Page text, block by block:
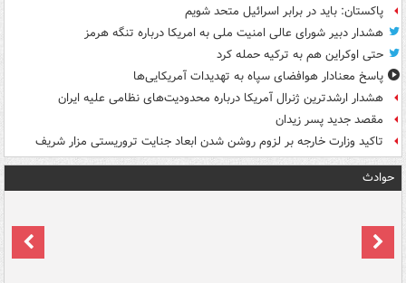
پاکستان: باید در برابر اسرائیل متحد شویم
هشدار دبیر شورای عالی امنیت ملی به امریکا درباره تنگه هرمز
حتی اوکراین هم به ترکیه حمله کرد
پاسخ معنادار هوافضای سپاه به تهدیدات آمریکایی‌ها
هشدار ارشدترین ژنرال آمریکا درباره محدودیت‌های نظامی علیه ایران
مقصد جدید پسر زیدان
تاکید وزارت خارجه بر لزوم روشن شدن ابعاد جنایت تروریستی مزار شریف
حوادث